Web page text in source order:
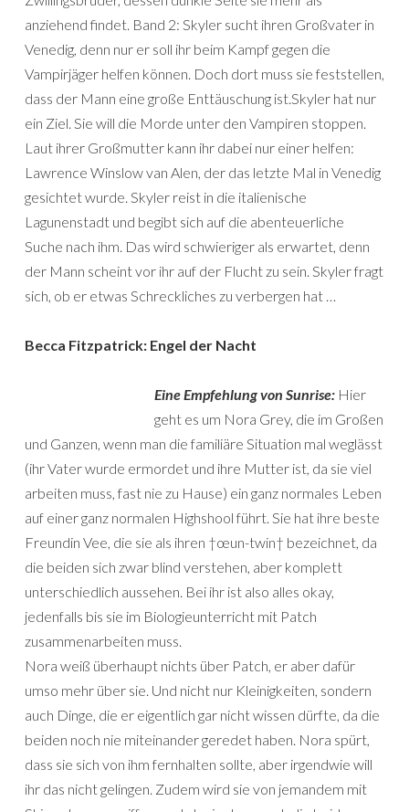
anziehend findet. Band 2: Skyler sucht ihren Großvater in
Venedig, denn nur er soll ihr beim Kampf gegen die
Vampirjäger helfen können. Doch dort muss sie feststellen,
dass der Mann eine große Enttäuschung ist.Skyler hat nur
ein Ziel. Sie will die Morde unter den Vampiren stoppen.
Laut ihrer Großmutter kann ihr dabei nur einer helfen:
Lawrence Winslow van Alen, der das letzte Mal in Venedig
gesichtet wurde. Skyler reist in die italienische
Lagunenstadt und begibt sich auf die abenteuerliche
Suche nach ihm. Das wird schwieriger als erwartet, denn
der Mann scheint vor ihr auf der Flucht zu sein. Skyler fragt
sich, ob er etwas Schreckliches zu verbergen hat …
Becca Fitzpatrick: Engel der Nacht
Eine Empfehlung von Sunrise: Hier
geht es um Nora Grey, die im Großen
und Ganzen, wenn man die familiäre Situation mal weglässt
(ihr Vater wurde ermordet und ihre Mutter ist, da sie viel
arbeiten muss, fast nie zu Hause) ein ganz normales Leben
auf einer ganz normalen Highshool führt. Sie hat ihre beste
Freundin Vee, die sie als ihren †œun-twin† bezeichnet, da
die beiden sich zwar blind verstehen, aber komplett
unterschiedlich aussehen. Bei ihr ist also alles okay,
jedenfalls bis sie im Biologieunterricht mit Patch
zusammenarbeiten muss.
Nora weiß überhaupt nichts über Patch, er aber dafür
umso mehr über sie. Und nicht nur Kleinigkeiten, sondern
auch Dinge, die er eigentlich gar nicht wissen dürfte, da die
beiden noch nie miteinander geredet haben. Nora spürt,
dass sie sich von ihm fernhalten sollte, aber irgendwie will
ihr das nicht gelingen. Zudem wird sie von jemandem mit